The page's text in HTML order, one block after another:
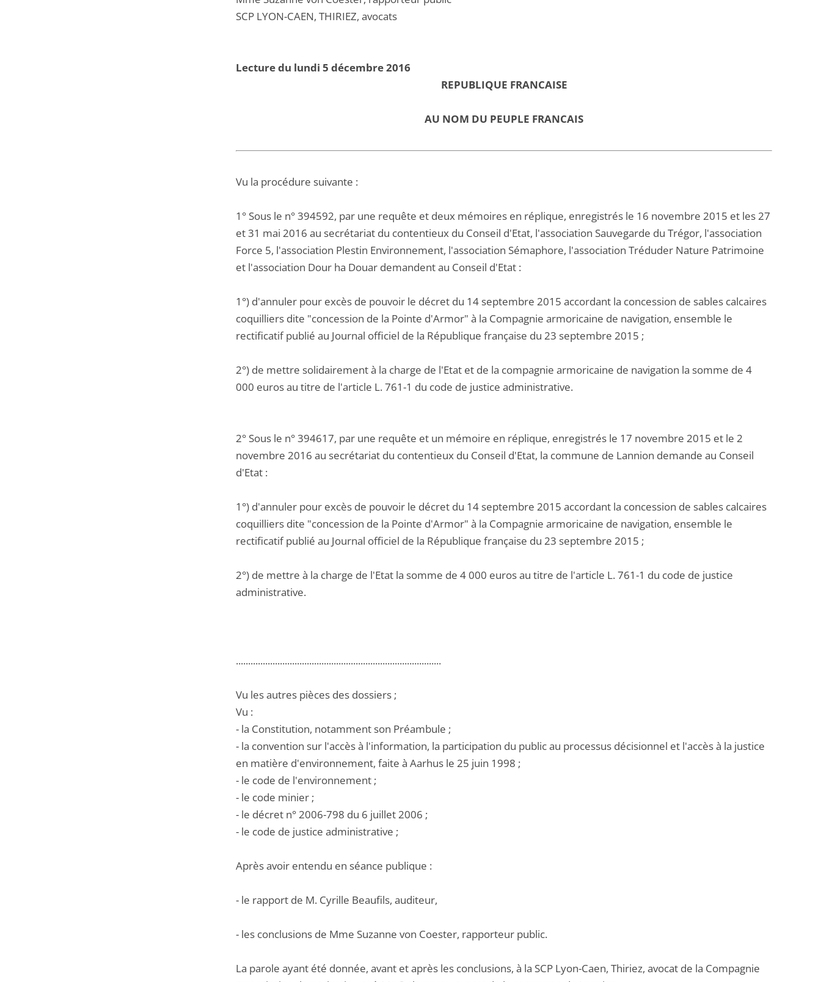
SCP LYON-CAEN, THIRIEZ, avocats
Lecture du lundi 5 décembre 2016
REPUBLIQUE FRANCAISE
AU NOM DU PEUPLE FRANCAIS
Vu la procédure suivante :
1° Sous le n° 394592, par une requête et deux mémoires en réplique, enregistrés le 16 novembre 2015 et les 27
et 31 mai 2016 au secrétariat du contentieux du Conseil d'Etat, l'association Sauvegarde du Trégor, l'association
Force 5, l'association Plestin Environnement, l'association Sémaphore, l'association Tréduder Nature Patrimoine
et l'association Dour ha Douar demandent au Conseil d'Etat :
1°) d'annuler pour excès de pouvoir le décret du 14 septembre 2015 accordant la concession de sables calcaires
coquilliers dite "concession de la Pointe d'Armor" à la Compagnie armoricaine de navigation, ensemble le
rectificatif publié au Journal officiel de la République française du 23 septembre 2015 ;
2°) de mettre solidairement à la charge de l'Etat et de la compagnie armoricaine de navigation la somme de 4
000 euros au titre de l'article L. 761-1 du code de justice administrative.
2° Sous le n° 394617, par une requête et un mémoire en réplique, enregistrés le 17 novembre 2015 et le 2
novembre 2016 au secrétariat du contentieux du Conseil d'Etat, la commune de Lannion demande au Conseil
d'Etat :
1°) d'annuler pour excès de pouvoir le décret du 14 septembre 2015 accordant la concession de sables calcaires
coquilliers dite "concession de la Pointe d'Armor" à la Compagnie armoricaine de navigation, ensemble le
rectificatif publié au Journal officiel de la République française du 23 septembre 2015 ;
2°) de mettre à la charge de l'Etat la somme de 4 000 euros au titre de l'article L. 761-1 du code de justice
administrative.
....................................................................................
Vu les autres pièces des dossiers ;
Vu :
- la Constitution, notamment son Préambule ;
- la convention sur l'accès à l'information, la participation du public au processus décisionnel et l'accès à la justice
en matière d'environnement, faite à Aarhus le 25 juin 1998 ;
- le code de l'environnement ;
- le code minier ;
- le décret n° 2006-798 du 6 juillet 2006 ;
- le code de justice administrative ;
Après avoir entendu en séance publique :
- le rapport de M. Cyrille Beaufils, auditeur,
- les conclusions de Mme Suzanne von Coester, rapporteur public.
La parole ayant été donnée, avant et après les conclusions, à la SCP Lyon-Caen, Thiriez, avocat de la Compagnie